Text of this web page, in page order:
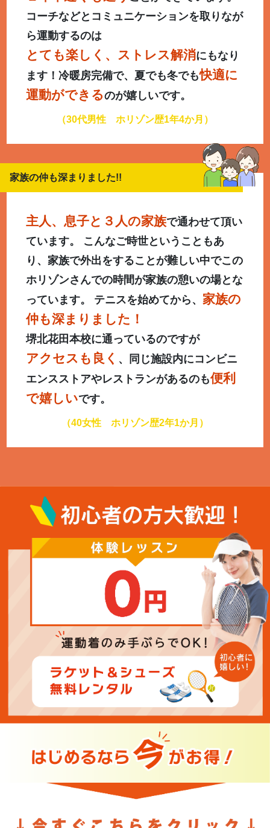
コーチなどとコミュニケーションを取りなが
ら運動するのは
とても楽しく、ストレス解消にもなり
ます！冷暖房完備で、夏でも冬でも快適に
運動ができるのが嬉しいです。
（30代男性 ホリゾン歴1年4か月）
家族の仲も深まりました!!
主人、息子と３人の家族で通わせて頂い
ています。 こんなご時世ということもあ
り、家族で外出をすることが難しい中でこの
ホリゾンさんでの時間が家族の憩いの場とな
っています。 テニスを始めてから、家族の
仲も深まりました！
堺北花田本校に通っているのですが
アクセスも良く 、同じ施設内にコンビニ
エンスストアやレストランがあるのも便利
で嬉しいです。
（40女性 ホリゾン歴2年1か月）